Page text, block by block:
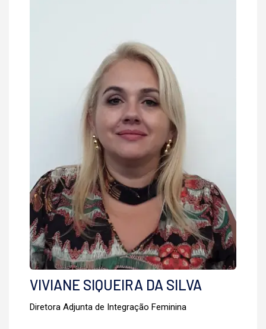
VIVIANE SIQUEIRA DA SILVA
Diretora Adjunta de Integração Feminina